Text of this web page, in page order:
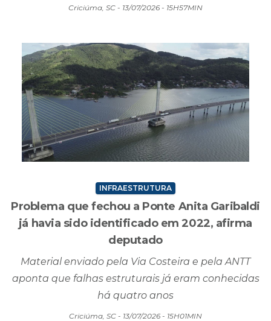
Criciúma, SC - 13/07/2026 - 15H57MIN
INFRAESTRUTURA
Problema que fechou a Ponte Anita Garibaldi
já havia sido identificado em 2022, afirma
deputado
Material enviado pela Via Costeira e pela ANTT
aponta que falhas estruturais já eram conhecidas
há quatro anos
Criciúma, SC - 13/07/2026 - 15H01MIN